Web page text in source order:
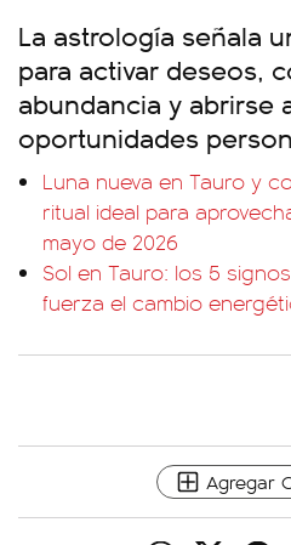
La astrología señala
para activar deseos,
abundancia y abrirse
oportunidades
Luna nueva en Tauro y
ritual ideal para
mayo de 2026
Sol en Tauro: los 5
fuerza el cambio
Agregar